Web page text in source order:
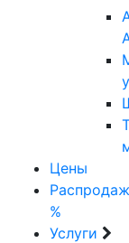
Цены
%
Услуги